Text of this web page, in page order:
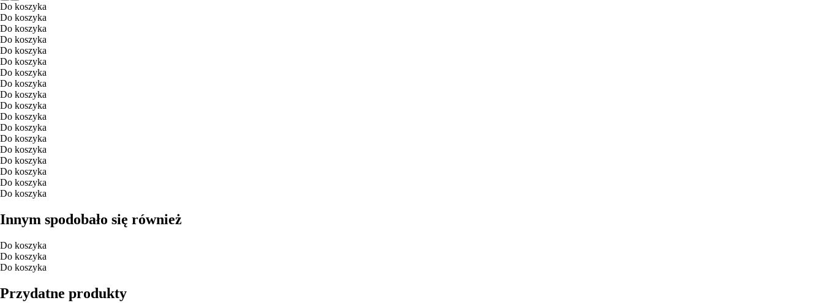
Do koszyka
Do koszyka
Do koszyka
Do koszyka
Do koszyka
Do koszyka
Do koszyka
Do koszyka
Do koszyka
Do koszyka
Do koszyka
Do koszyka
Do koszyka
Do koszyka
Do koszyka
Do koszyka
Do koszyka
Do koszyka
Innym spodobało się również
Do koszyka
Do koszyka
Do koszyka
Przydatne produkty